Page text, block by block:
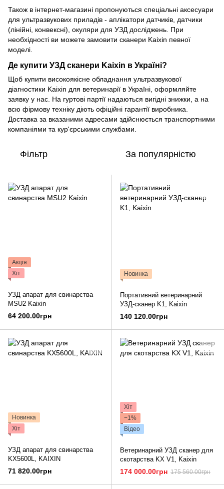
Також в інтернет-магазині пропонуються спеціальні аксесуари
для ультразвукових приладів - аплікатори датчиків, датчики
(лінійні, конвексні), окуляри для УЗД досліджень. При
необхідності ви можете замовити сканери Kaixin певної
моделі.
Де купити УЗД сканери Kaixin в Україні?
Щоб купити високоякісне обладнання ультразвукової
діагностики Kaixin для ветеринарії в Україні, оформляйте
заявку у нас. На гуртові партії надаються вигідні знижки, а на
всю фірмову техніку діють офіційні гарантії виробника.
Доставка за вказаними адресами здійснюється транспортними
компаніями та кур'єрськими службами.
Фільтр За популярністю
Акція
Хіт
УЗД апарат для свинарства
MSU2 Kaixin
64 200.00грн
Новинка
Портативний ветеринарний
УЗД-сканер K1, Kaixin
140 120.00грн
Новинка
Хіт
УЗД апарат для свинарства
KX5600L, KAIXIN
71 820.00грн
Хіт
−1%
Відео
Ветеринарний УЗД сканер для
скотарства KX V1, Kaixin
174 000.00грн 175 560.00грн